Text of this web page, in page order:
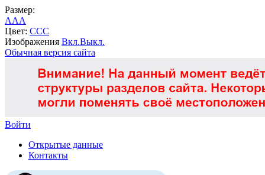
Размер:
AAA
Цвет: CCC
Изображения Вкл.Выкл.
Обычная версия сайта
Войти
Открытые данные
Контакты